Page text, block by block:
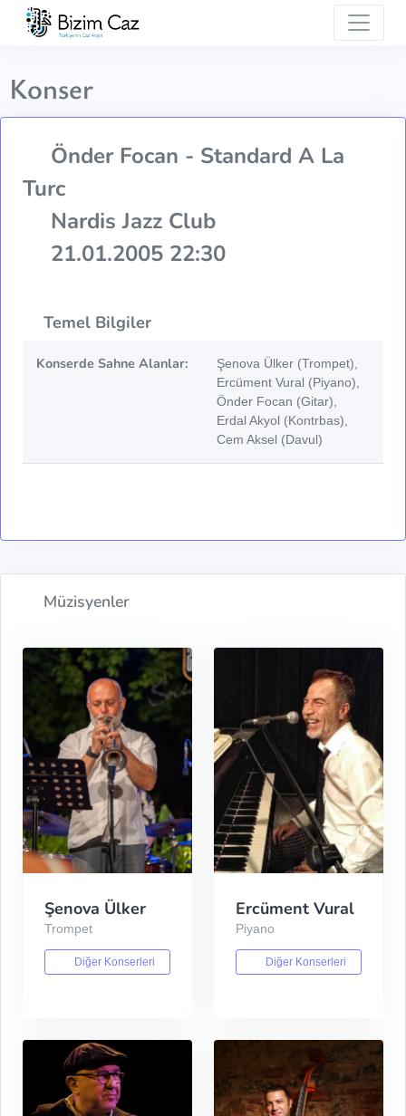
Konser
Önder Focan - Standard A La
Turc
Nardis Jazz Club
21.01.2005 22:30
Temel Bilgiler
Konserde Sahne Alanlar:
Şenova Ülker (Trompet),
Ercüment Vural (Piyano),
Önder Focan (Gitar),
Erdal Akyol (Kontrbas),
Cem Aksel (Davul)
Müzisyenler
Şenova Ülker
Trompet
Diğer Konserleri
Ercüment Vural
Piyano
Diğer Konserleri